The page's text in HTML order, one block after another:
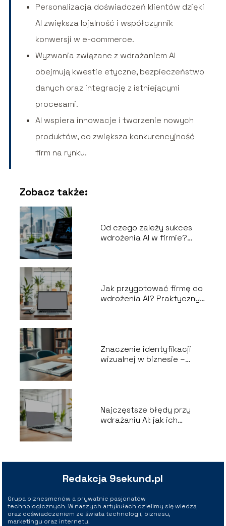
Personalizacja doświadczeń klientów dzięki
AI zwiększa lojalność i współczynnik
konwersji w e-commerce.
Wyzwania związane z wdrażaniem AI
obejmują kwestie etyczne, bezpieczeństwo
danych oraz integrację z istniejącymi
procesami.
AI wspiera innowacje i tworzenie nowych
produktów, co zwiększa konkurencyjność
firm na rynku.
Zobacz także:
Od czego zależy sukces
wdrożenia AI w firmie?
Jak przygotować firmę do
wdrożenia AI? Praktyczny
Znaczenie identyfikacji
wizualnej w biznesie –
Najczęstsze błędy przy
wdrażaniu AI: jak ich
Redakcja 9sekund.pl
Grupa biznesmenów a prywatnie pasjonatów
technologicznych. W naszych artykułach dzielimy się wiedzą
oraz doświadczeniem ze świata technologii, biznesu,
marketingu oraz internetu.